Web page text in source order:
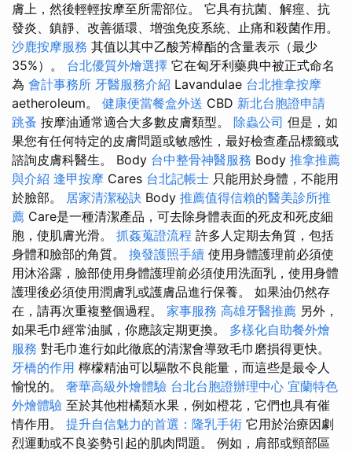
膚上，然後輕輕按摩至所需部位。 它具有抗菌、解痙、抗
發炎、鎮靜、改善循環、增強免疫系統、止痛和殺菌作用。
沙鹿按摩服務 其值以其中乙酸芳樟酯的含量表示（最少
35%）。 台北優質外燴選擇 它在匈牙利藥典中被正式命名
為 會計事務所 牙醫服務介紹 Lavandulae 台北推拿按摩
aetheroleum。 健康便當餐盒外送 CBD 新北台胞證申請
跳蚤 按摩油通常適合大多數皮膚類型。 除蟲公司 但是，如
果您有任何特定的皮膚問題或敏感性，最好檢查產品標籤或
諮詢皮膚科醫生。 Body 台中整骨神醫服務 Body 推拿推薦
與介紹 逢甲按摩 Cares 台北記帳士 只能用於身體，不能用
於臉部。 居家清潔秘訣 Body 推薦值得信賴的醫美診所推
薦 Care是一種清潔產品，可去除身體表面的死皮和死皮細
胞，使肌膚光滑。 抓姦蒐證流程 許多人定期去角質，包括
身體和臉部的角質。 換發護照手續 使用身體護理前必須使
用沐浴露，臉部使用身體護理前必須使用洗面乳，使用身體
護理後必須使用潤膚乳或護膚品進行保養。 如果油仍然存
在，請再次重複整個過程。 家事服務 高雄牙醫推薦 另外，
如果毛巾經常油膩，你應該定期更換。 多樣化自助餐外燴
服務 對毛巾進行如此徹底的清潔會導致毛巾磨損得更快。
牙橋的作用 檸檬精油可以驅散不良能量，而這些是最令人
愉悅的。 奢華高級外燴體驗 台北台胞證辦理中心 宜蘭特色
外燴體驗 至於其他柑橘類水果，例如橙花，它們也具有催
情作用。 提升自信魅力的首選：隆乳手術 它用於治療因劇
烈運動或不良姿勢引起的肌肉問題。 例如，肩部或頸部區